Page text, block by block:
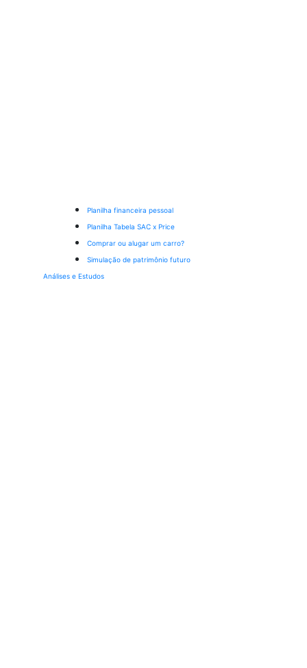
Planilha financeira pessoal
Planilha Tabela SAC x Price
Comprar ou alugar um carro?
Simulação de patrimônio futuro
Análises e Estudos